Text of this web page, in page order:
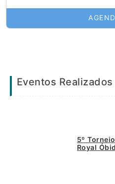
Eventos Realizados
5º
Royal